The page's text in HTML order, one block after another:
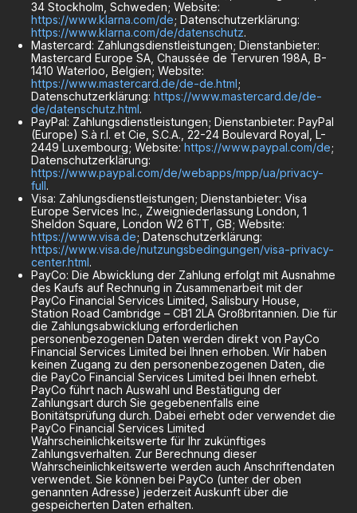
34 Stockholm, Schweden; Website:
https://www.klarna.com/de; Datenschutzerklärung:
https://www.klarna.com/de/datenschutz.
Mastercard: Zahlungsdienstleistungen; Dienstanbieter:
Mastercard Europe SA, Chaussée de Tervuren 198A, B-
1410 Waterloo, Belgien; Website:
https://www.mastercard.de/de-de.html;
Datenschutzerklärung:https://www.mastercard.de/de-
de/datenschutz.html.
PayPal: Zahlungsdienstleistungen; Dienstanbieter: PayPal
(Europe) S.à r.l. et Cie, S.C.A., 22-24 Boulevard Royal, L-
2449 Luxembourg; Website:https://www.paypal.com/de;
Datenschutzerklärung:
https://www.paypal.com/de/webapps/mpp/ua/privacy-
full.
Visa: Zahlungsdienstleistungen; Dienstanbieter: Visa
Europe Services Inc., Zweigniederlassung London, 1
Sheldon Square, London W2 6TT, GB; Website:
https://www.visa.de; Datenschutzerklärung:
https://www.visa.de/nutzungsbedingungen/visa-privacy-
center.html.
PayCo: Die Abwicklung der Zahlung erfolgt mit Ausnahme
des Kaufs auf Rechnung in Zusammenarbeit mit der
PayCo Financial Services Limited, Salisbury House,
Station Road Cambridge – CB1 2LA Großbritannien. Die für
die Zahlungsabwicklung erforderlichen
personenbezogenen Daten werden direkt von PayCo
Financial Services Limited bei Ihnen erhoben. Wir haben
keinen Zugang zu den personenbezogenen Daten, die
die PayCo Financial Services Limited bei Ihnen erhebt.
PayCo führt nach Auswahl und Bestätigung der
Zahlungsart durch Sie gegebenenfalls eine
Bonitätsprüfung durch. Dabei erhebt oder verwendet die
PayCo Financial Services Limited
Wahrscheinlichkeitswerte für Ihr zukünftiges
Zahlungsverhalten. Zur Berechnung dieser
Wahrscheinlichkeitswerte werden auch Anschriftendaten
verwendet. Sie können bei PayCo (unter der oben
genannten Adresse) jederzeit Auskunft über die
gespeicherten Daten erhalten.